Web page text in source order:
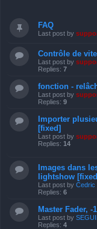
FAQ
Last post by
Contrôle de
Last post by
Replies: 7
fonction -
Last post by
Replies: 9
Importer
[fixed]
Last post by
Replies: 14
Images dans
lightshow
Last post by Cedric
Replies: 6
Master Fader, -
Last post by
Replies: 4